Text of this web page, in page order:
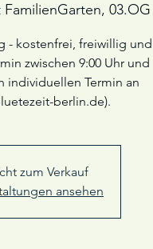
FamilienGarten, 03.OG
- kostenfrei, freiwillig
zwischen 9:00 Uhr und
individuellen Termin an
berlin.de).
zum Verkauf
ansehen